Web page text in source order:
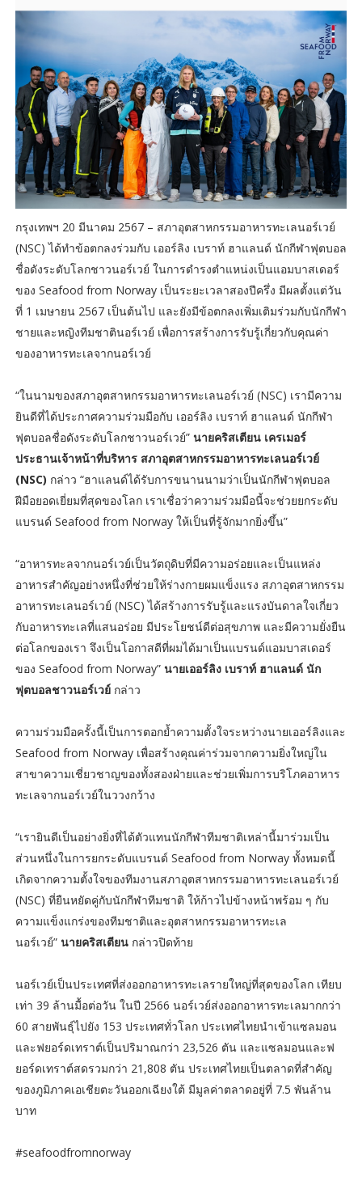
กรุงเทพฯ 20 มีนาคม 2567 – สภาอุตสาหกรรมอาหารทะเลนอร์เวย์
(NSC) ได้ทำข้อตกลงร่วมกับ เออร์ลิง เบราท์ ฮาแลนด์ นักกีฬาฟุตบอล
ชื่อดังระดับโลกชาวนอร์เวย์ ในการดำรงตำแหน่งเป็นแอมบาสเดอร์
ของ Seafood from Norway เป็นระยะเวลาสองปีครึ่ง มีผลตั้งแต่วัน
ที่ 1 เมษายน 2567 เป็นต้นไป และยังมีข้อตกลงเพิ่มเติมร่วมกับนักกีฬา
ชายและหญิงทีมชาตินอร์เวย์ เพื่อการสร้างการรับรู้เกี่ยวกับคุณค่า
ของอาหารทะเลจากนอร์เวย์
“ในนามของสภาอุตสาหกรรมอาหารทะเลนอร์เวย์ (NSC) เรามีความ
ยินดีที่ได้ประกาศความร่วมมือกับ เออร์ลิง เบราท์ ฮาแลนด์ นักกีฬา
ฟุตบอลชื่อดังระดับโลกชาวนอร์เวย์” นายคริสเตียน เครเมอร์
ประธานเจ้าหน้าที่บริหาร สภาอุตสาหกรรมอาหารทะเลนอร์เวย์
(NSC) กล่าว “ฮาแลนด์ได้รับการขนานนามว่าเป็นนักกีฬาฟุตบอล
ฝีมือยอดเยี่ยมที่สุดของโลก เราเชื่อว่าความร่วมมือนี้จะช่วยยกระดับ
แบรนด์ Seafood from Norway ให้เป็นที่รู้จักมากยิ่งขึ้น”
“อาหารทะลจากนอร์เวย์เป็นวัตถุดิบที่มีความอร่อยและเป็นแหล่ง
อาหารสำคัญอย่างหนึ่งที่ช่วยให้ร่างกายผมแข็งแรง สภาอุตสาหกรรม
อาหารทะเลนอร์เวย์ (NSC) ได้สร้างการรับรู้และแรงบันดาลใจเกี่ยว
กับอาหารทะเลที่แสนอร่อย มีประโยชน์ดีต่อสุขภาพ และมีความยั่งยืน
ต่อโลกของเรา จึงเป็นโอกาสดีที่ผมได้มาเป็นแบรนด์แอมบาสเดอร์
ของ Seafood from Norway” นายเออร์ลิง เบราท์ ฮาแลนด์ นัก
ฟุตบอลชาวนอร์เวย์ กล่าว
ความร่วมมือครั้งนี้เป็นการตอกย้ำความตั้งใจระหว่างนายเออร์ลิงและ
Seafood from Norway เพื่อสร้างคุณค่าร่วมจากความยิ่งใหญ่ใน
สาขาความเชี่ยวชาญของทั้งสองฝ่ายและช่วยเพิ่มการบริโภคอาหาร
ทะเลจากนอร์เวย์ในววงกว้าง
“เรายินดีเป็นอย่างยิ่งที่ได้ตัวแทนนักกีฬาทีมชาติเหล่านี้มาร่วมเป็น
ส่วนหนึ่งในการยกระดับแบรนด์ Seafood from Norway ทั้งหมดนี้
เกิดจากความตั้งใจของทีมงานสภาอุตสาหกรรมอาหารทะเลนอร์เวย์
(NSC) ที่ยืนหยัดคู่กับนักกีฬาทีมชาติ ให้ก้าวไปข้างหน้าพร้อม ๆ กับ
ความแข็งแกร่งของทีมชาติและอุตสาหกรรมอาหารทะเล
นอร์เวย์” นายคริสเตียนกล่าวปิดท้าย
นอร์เวย์เป็นประเทศที่ส่งออกอาหารทะเลรายใหญ่ที่สุดของโลก เทียบ
เท่า 39 ล้านมื้อต่อวัน ในปี 2566 นอร์เวย์ส่งออกอาหารทะเลมากกว่า
60 สายพันธุ์ไปยัง 153 ประเทศทั่วโลก ประเทศไทยนำเข้าแซลมอน
และฟยอร์ดเทราต์เป็นปริมาณกว่า 23,526 ตัน และแซลมอนและฟ
ยอร์ดเทราต์สดรวมกว่า 21,808 ตัน ประเทศไทยเป็นตลาดที่สำคัญ
ของภูมิภาคเอเชียตะวันออกเฉียงใต้ มีมูลค่าตลาดอยู่ที่ 7.5 พันล้าน
บาท
#seafoodfromnorway